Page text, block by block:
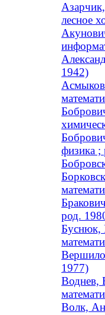
лесное
1942)
физика ;
род.
Буснюк,
1977)
Воднев,
Волк,